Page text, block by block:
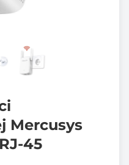
Mercusys
45